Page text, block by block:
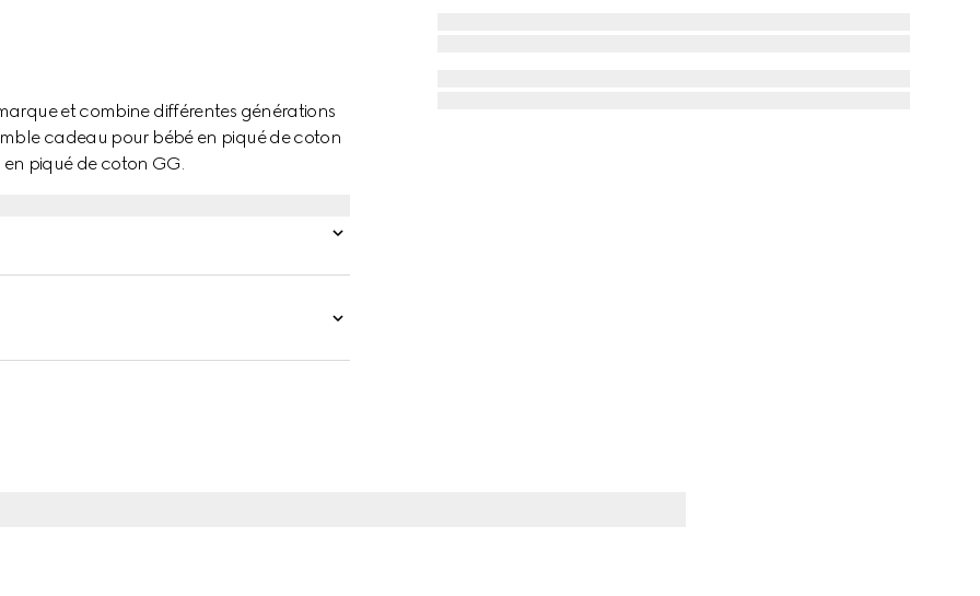
et combine différentes générations
cadeau pour bébé en piqué de coton
piqué de coton GG.